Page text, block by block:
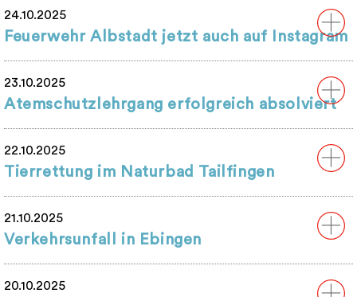
24.10.2025
Feuerwehr Albstadt jetzt auch auf Instagram
23.10.2025
Atemschutzlehrgang erfolgreich absolviert
22.10.2025
Tierrettung im Naturbad Tailfingen
21.10.2025
Verkehrsunfall in Ebingen
20.10.2025